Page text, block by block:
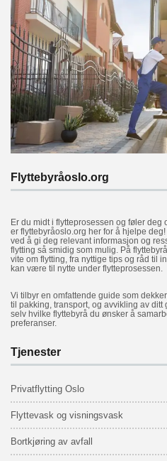
Flyttebyråoslo.org
Er du midt i flytteprosessen og føler
er flyttebyråoslo.org her for å hjelpe
ved å gi deg relevant informasjon og
flytting så smidig som mulig. På
vite om flytting, fra nyttige tips og råd til
kan være til nytte under flytteprosessen.
Vi tilbyr en omfattende guide som
til pakking, transport, og avvikling av
selv hvilke flyttebyrå du ønsker å
preferanser.
Tjenester
Privatflytting Oslo
Flyttevask og visningsvask
Bortkjøring av avfall